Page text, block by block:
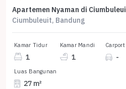
Ciumbuleuit, Bandung
Kamar Tidur
1
Kamar Mandi
1
Carport
-
Luas Bangunan
27 m²